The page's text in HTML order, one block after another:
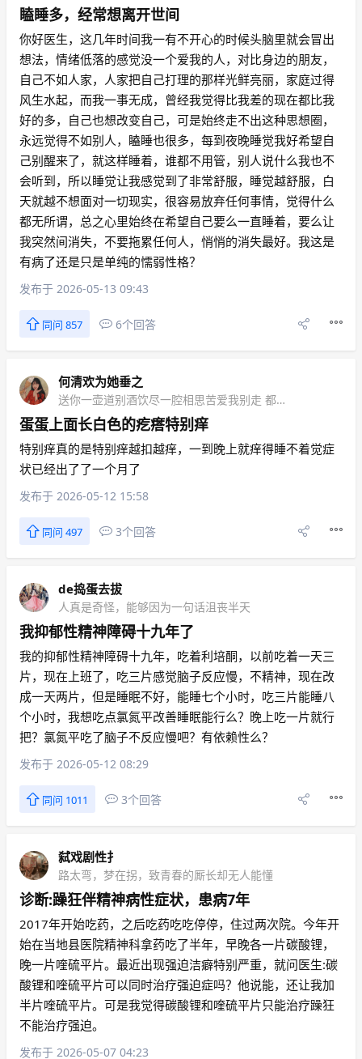
瞌睡多，经常想离开世间
你好医生，这几年时间我一有不开心的时候头脑里就会冒出
想法，情绪低落的感觉没一个爱我的人，对比身边的朋友，
自己不如人家，人家把自己打理的那样光鲜亮丽，家庭过得
风生水起，而我一事无成，曾经我觉得比我差的现在都比我
好的多，自己也想改变自己，可是始终走不出这种思想圈，
永远觉得不如别人，瞌睡也很多，每到夜晚睡觉我好希望自
己别醒来了，就这样睡着，谁都不用管，别人说什么我也不
会听到，所以睡觉让我感觉到了非常舒服，睡觉越舒服，白
天就越不想面对一切现实，很容易放弃任何事情，觉得什么
都无所谓，总之心里始终在希望自己要么一直睡着，要么让
我突然间消失，不要拖累任何人，悄悄的消失最好。我这是
有病了还是只是单纯的懦弱性格？
发布于 2026-05-13 09:43
同问 857 6个回答
何清欢为她垂之
送你一壶道别酒饮尽一腔相思苦爱我别走 都是醉话
蛋蛋上面长白色的疙瘩特别痒
特别痒真的是特别痒越扣越痒，一到晚上就痒得睡不着觉症
状已经出了了一个月了
发布于 2026-05-12 15:58
同问 497 3个回答
de捣蛋去拔
人真是奇怪，能够因为一句话沮丧半天
我抑郁性精神障碍十九年了
我的抑郁性精神障碍十九年，吃着利培酮，以前吃着一天三
片，现在上班了，吃三片感觉脑子反应慢，不精神，现在改
成一天两片，但是睡眠不好，能睡七个小时，吃三片能睡八
个小时，我想吃点氯氮平改善睡眠能行么？晚上吃一片就行
把？氯氮平吃了脑子不反应慢吧？有依赖性么？
发布于 2026-05-12 08:29
同问 1011 3个回答
弑戏剧性扌
路太弯，梦在拐，致青春的厮长却无人能懂
诊断:躁狂伴精神病性症状，患病7年
2017年开始吃药，之后吃药吃吃停停，住过两次院。今年开
始在当地县医院精神科拿药吃了半年，早晚各一片碳酸锂，
晚一片喹硫平片。最近出现强迫洁癖特别严重，就问医生:碳
酸锂和喹硫平片可以同时治疗强迫症吗？他说能，还让我加
半片喹硫平片。可是我觉得碳酸锂和喹硫平片只能治疗躁狂
不能治疗强迫。
发布于 2026-05-07 04:23